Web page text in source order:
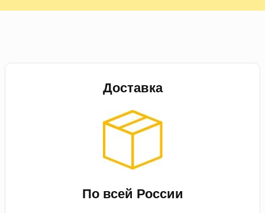
Доставка
По всей России